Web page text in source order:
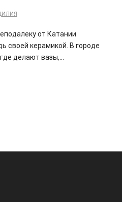
от Катании
своей керамикой. В городе
делают вазы,…